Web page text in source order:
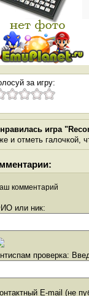
за игру:
игра
и отметь галочкой,
комментарий
или ник:
проверка:
E-mail (не